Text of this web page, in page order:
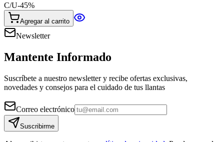
C/U-45%
Agregar al carrito
Newsletter
Mantente Informado
Suscríbete a nuestro newsletter y recibe ofertas exclusivas,
novedades y consejos para el cuidado de tus llantas
Correo electrónico
Suscribirme